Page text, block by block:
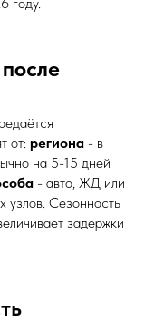
от: региона - в
на 5-15 дней
- авто, ЖД или
узлов. Сезонность
задержки